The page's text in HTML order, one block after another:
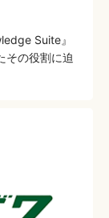
Suite』
その役割に迫